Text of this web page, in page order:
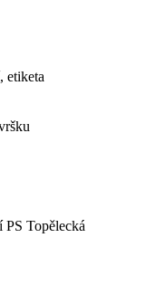
etiketa
Topělecká